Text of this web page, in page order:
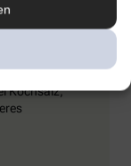
kaufen,
Kochsalz,